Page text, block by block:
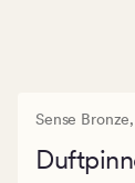
Sense